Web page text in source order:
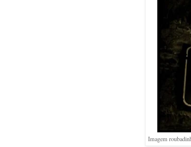
Imagem